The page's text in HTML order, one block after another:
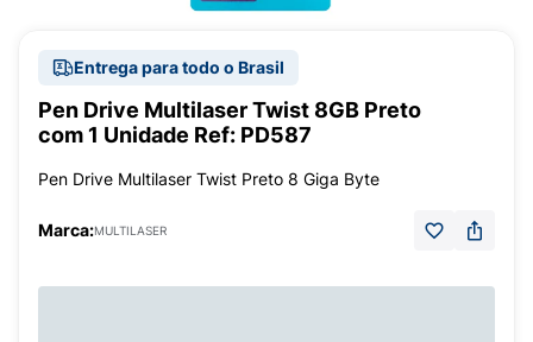
Entrega para todo o Brasil
Pen Drive Multilaser Twist 8GB Preto
com 1 Unidade Ref: PD587
Pen Drive Multilaser Twist Preto 8 Giga Byte
Marca:MULTILASER